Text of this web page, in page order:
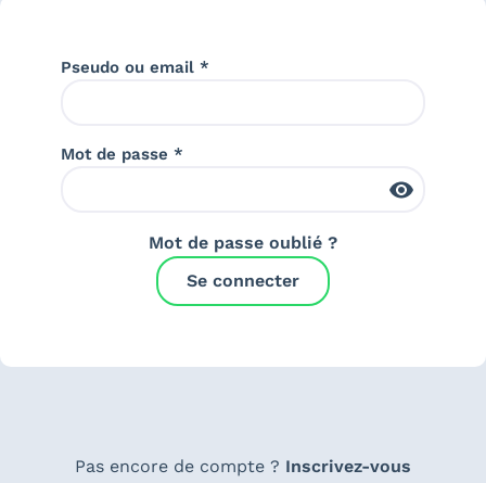
Pseudo ou email *
Mot de passe *
Mot de passe oublié ?
Se connecter
Pas encore de compte ? Inscrivez-vous